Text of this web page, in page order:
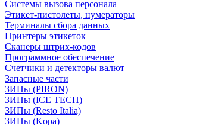
Системы вызова персонала
Этикет-пистолеты, нумераторы
Терминалы сбора данных
Принтеры этикеток
Сканеры штрих-кодов
Программное обеспечение
Счетчики и детекторы валют
Запасные части
ЗИПы (PIRON)
ЗИПы (ICE TECH)
ЗИПы (Resto Italia)
ЗИПы (Kopa)